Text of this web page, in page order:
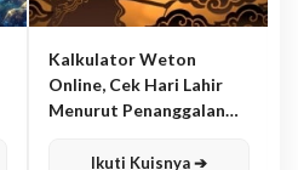
Kalkulator Weton
Online, Cek Hari Lahir
Menurut Penanggalan
Ikuti Kuisnya ➔